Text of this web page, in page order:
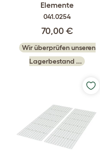
Elemente
041.0254
70,00 €
Wir überprüfen unseren
Lagerbestand ...